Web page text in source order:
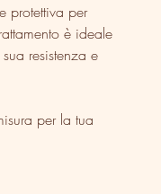
protettiva per
è ideale
resistenza e
per la tua